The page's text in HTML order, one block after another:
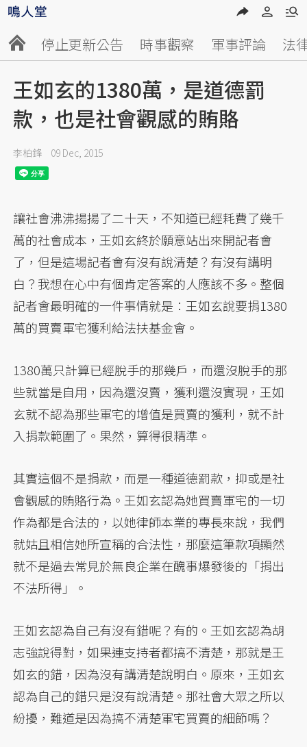
停止更新公告 時事觀察 軍事評論 法
王如玄的1380萬，是道德罰
款，也是社會觀感的賄賂
李柏鋒 09 Dec, 2015
讓社會沸沸揚揚了二十天，不知道已經耗費了幾千
萬的社會成本，王如玄終於願意站出來開記者會
了，但是這場記者會有沒有說清楚？有沒有講明
白？我想在心中有個肯定答案的人應該不多。整個
記者會最明確的一件事情就是：王如玄說要捐1380
萬的買賣軍宅獲利給法扶基金會。
1380萬只計算已經脫手的那幾戶，而還沒脫手的那
些就當是自用，因為還沒賣，獲利還沒實現，王如
玄就不認為那些軍宅的增值是買賣的獲利，就不計
入捐款範圍了。果然，算得很精準。
其實這個不是捐款，而是一種道德罰款，抑或是社
會觀感的賄賂行為。王如玄認為她買賣軍宅的一切
作為都是合法的，以她律師本業的專長來說，我們
就姑且相信她所宣稱的合法性，那麼這筆款項顯然
就不是過去常見於無良企業在醜事爆發後的「捐出
不法所得」。
王如玄認為自己有沒有錯呢？有的。王如玄認為胡
志強說得對，如果連支持者都搞不清楚，那就是王
如玄的錯，因為沒有講清楚說明白。原來，王如玄
認為自己的錯只是沒有說清楚。那社會大眾之所以
紛擾，難道是因為搞不清楚軍宅買賣的細節嗎？